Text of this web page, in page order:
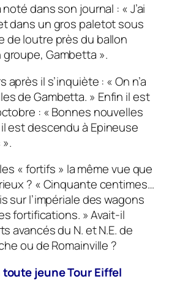
noté dans son journal : « J’ai
dans un gros paletot sous
de loutre près du ballon
Gambetta ».
après il s’inquiète : « On n’a
de Gambetta. » Enfin il est
: « Bonnes nouvelles
est descendu à Epineuse
« fortifs » la même vue que
? « Cinquante centimes…
sur l’impériale des wagons
fortifications. » Avait-il
avancés du N. et N.E. de
ou de Romainville ?
jeune Tour Eiffel